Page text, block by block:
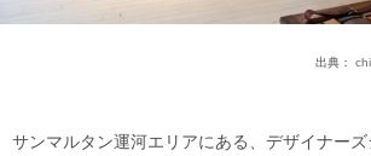
出典：
サンマルタン運河エリアにある、デザイナー